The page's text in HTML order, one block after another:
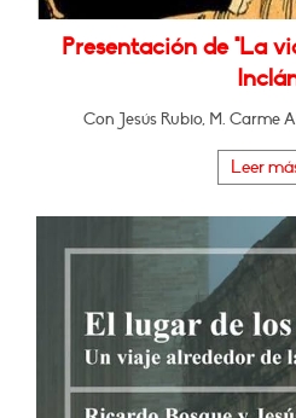
Presentación de "La
Con Jesús Rubio, M. Carme
Leer